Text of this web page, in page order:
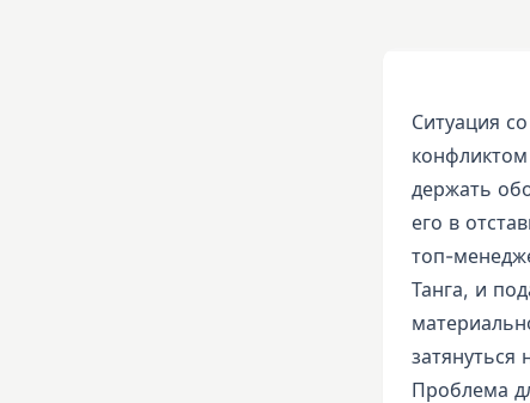
Ситуация
держать
его в
топ-
Танга, и
затянуться
Проблема